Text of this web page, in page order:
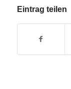
Eintrag teilen